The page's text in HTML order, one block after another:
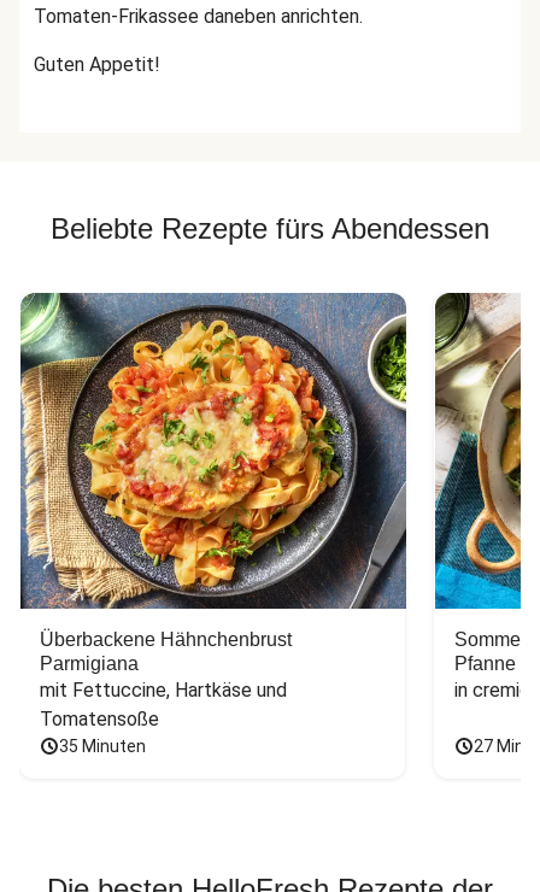
Tomaten-Frikassee daneben anrichten.
Guten Appetit!
Beliebte Rezepte fürs Abendessen
Überbackene Hähnchenbrust
Parmigiana
mit Fettuccine, Hartkäse und
Tomatensoße
35 Minuten
Pfanne
in
27